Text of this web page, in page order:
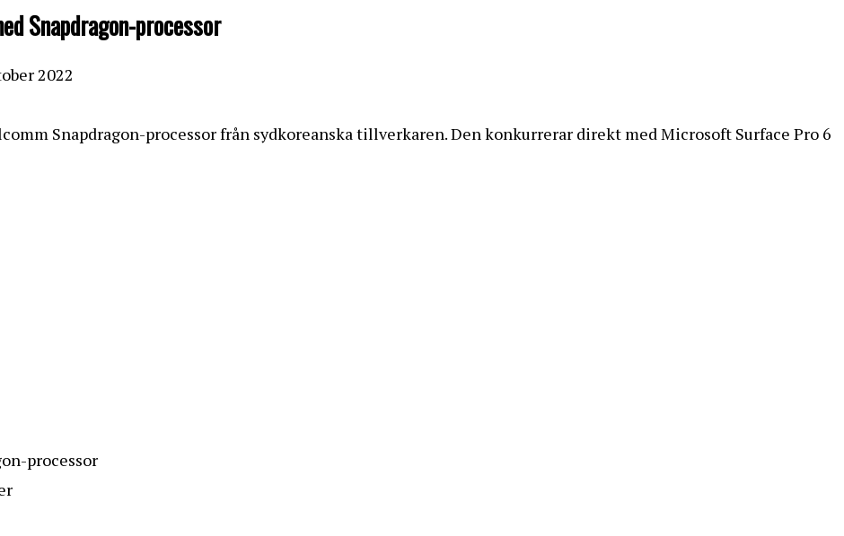
Snapdragon-processor
2022
Snapdragon-processor från sydkoreanska tillverkaren. Den konkurrerar direkt med Microsoft Surface Pro 6
processor